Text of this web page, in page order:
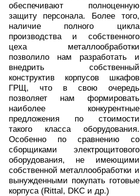
обеспечивают полноценную
защиту персонала. Более того,
наличие полного цикла
производства и собственного
цеха металлообработки
позволило нам разработать и
внедрить собственный
конструктив корпусов шкафов
ГРЩ, что в свою очередь
позволяет нам формировать
наиболее конкурентные
предложения по стоимости
такого класса оборудования.
Особенно по сравнению со
сборщиками электрощитового
оборудования, не имеющими
собственной металлообработки и
вынужденными покупать готовые
корпуса (Rittal, DKC и др.)